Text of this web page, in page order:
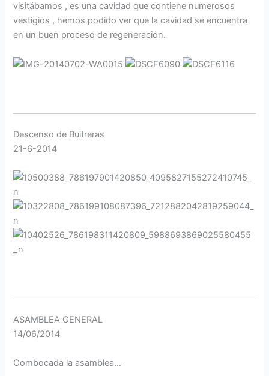
visitábamos , es una cavidad que contiene numerosos
vestigios , hemos podido ver que la cavidad se encuentra
en un buen proceso de regeneración.
Descenso de Buitreras
21-6-2014
ASAMBLEA GENERAL
14/06/2014
Combocada la asamblea…